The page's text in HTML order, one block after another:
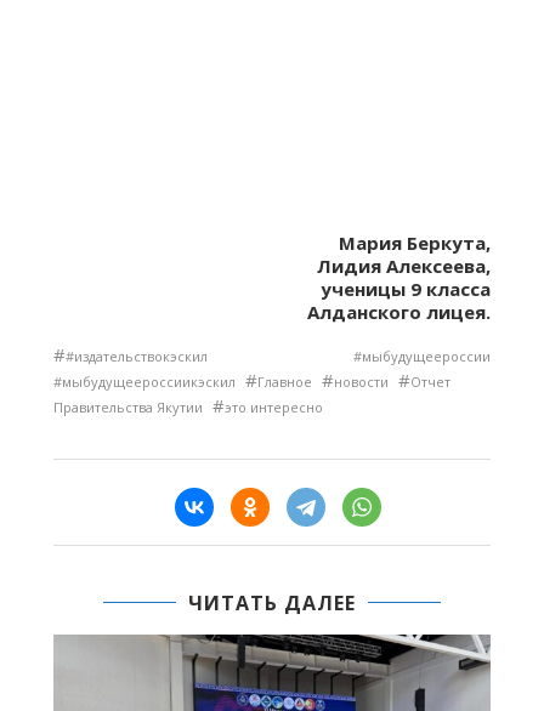
Мария Беркута,
Лидия Алексеева,
ученицы 9 класса
Алданского лицея.
##издательствокэскил #мыбудущеероссии
#мыбудущеероссиикэскил #Главное #новости #Отчет
Правительства Якутии #это интересно
ЧИТАТЬ ДАЛЕЕ